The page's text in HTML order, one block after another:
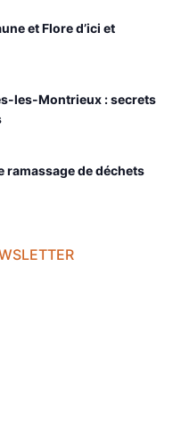
et Flore d’ici et
les-Montrieux : secrets
de déchets